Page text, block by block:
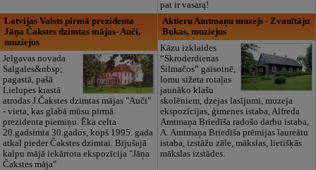
pat ir vasarą!
Latvijas Valsts pirmā prezidenta
Jāņa Čakstes dzimtas mājas- Auči,
muziejus
Jelgavas novada
Salgales&nbsp;
pagastā, pašā
Lielupes krastā
atrodas J.Čakstes dzimtas mājas "Auči"
- vieta, kas glabā mūsu pirmā
prezidenta piemiņu. Ēka celta
20.gadsimta 30.gados, kopš 1995. gada
atkal pieder Čakstes dzimtai. Bijušajā
kalpu mājā iekārtota ekspozīcija "Jāņa
Čakstes māja"
Aktieru Amtmaņu muzejs - Zvanītāju
Bukas, muziejus
Kāzu izklaides
“Skroderdienas
Silmačos” gaisotnē,
lomu sižeta rotaļas
jaunāko klašu
skolēniem, dzejas lasījumi, muzeja
ekspozīcijas, ģimenes istaba, Alfreda
Amtmaņa Briedīša radošo darbu istaba,
A. Amtmaņa Briedīša prēmijas laureātu
istaba, izstāžu zāle, mākslas, lietišķās
mākslas izstādes.